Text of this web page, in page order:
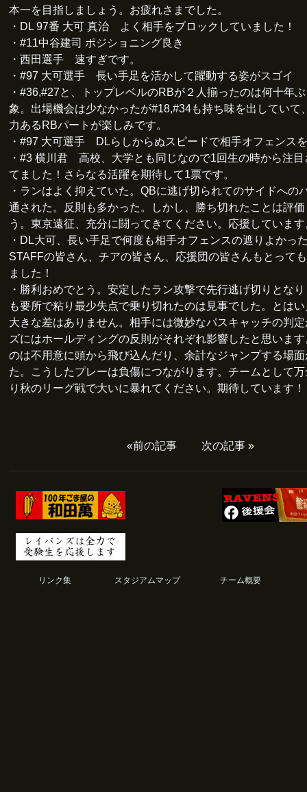
本一を目指しましょう。お疲れさまでした。
・DL 97番 大可 真治 よく相手をブロックしていました！
・#11中谷建司 ポジショニング良き
・西田選手 速すぎです。
・#97 大可選手 長い手足を活かして躍動する姿がスゴイ
・#36,#27と、トップレベルのRBが２人揃ったのは何十年
象。出場機会は少なかったが#18,#34も持ち味を出していて
力あるRBパートが楽しみです。
・#97 大可選手 DLらしからぬスピードで相手オフェンス
・#3 横川君 高校、大学とも同じなので1回生の時から注目
てました！さらなる活躍を期待して1票です。
・ランはよく抑えていた。QBに逃げ切られてのサイドへの
通された。反則も多かった。しかし、勝ち切れたことは評
う。東京遠征、充分に闘ってきてください。応援しています
・DL大可、長い手足で何度も相手オフェンスの遮りよかっ
STAFFの皆さん、チアの皆さん、応援団の皆さんもとって
ました！
・勝利おめでとう。安定したラン攻撃で先行逃げ切りとな
も要所で粘り最少失点で乗り切れたのは見事でした。とは
大きな差はありません。相手には微妙なパスキャッチの判
ズにはホールディングの反則がそれぞれ影響したと思いま
のは不用意に頭から飛び込んだり、余計なジャンプする場
た。こうしたプレーは負傷につながります。チームとして
り秋のリーグ戦で大いに暴れてください。期待しています！
«前の記事 次の記事»
リンク集 スタジアムマップ チーム概要